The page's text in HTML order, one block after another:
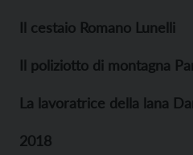
Il cestaio Romano Lunelli
Il poliziotto di montagna
La lavoratrice della lana
2018